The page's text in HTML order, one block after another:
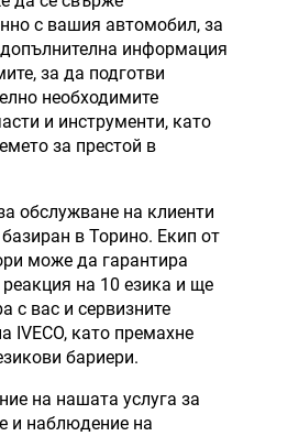
с вашия автомобил, за
информация
за да подготви
необходимите
и инструменти, като
за престой в
обслужване на клиенти
базиран в Торино. Екип от
може да гарантира
на 10 езика и ще
с вас и сервизните
IVECO, като премахне
бариери.
на нашата услуга за
и наблюдение на